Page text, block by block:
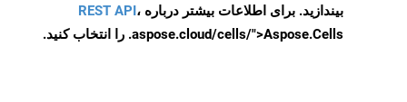
بیندازید. برای اطلاعات بیشتر درباره REST API،
.aspose.cloud/cells/">Aspose.Cells را انتخاب کنید.